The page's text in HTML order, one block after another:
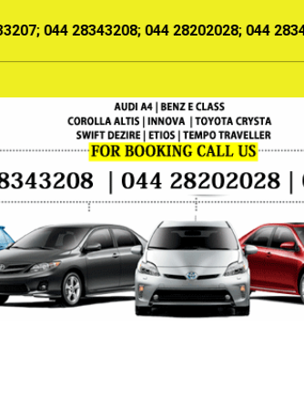
044 28343208; 044 28202028; 044